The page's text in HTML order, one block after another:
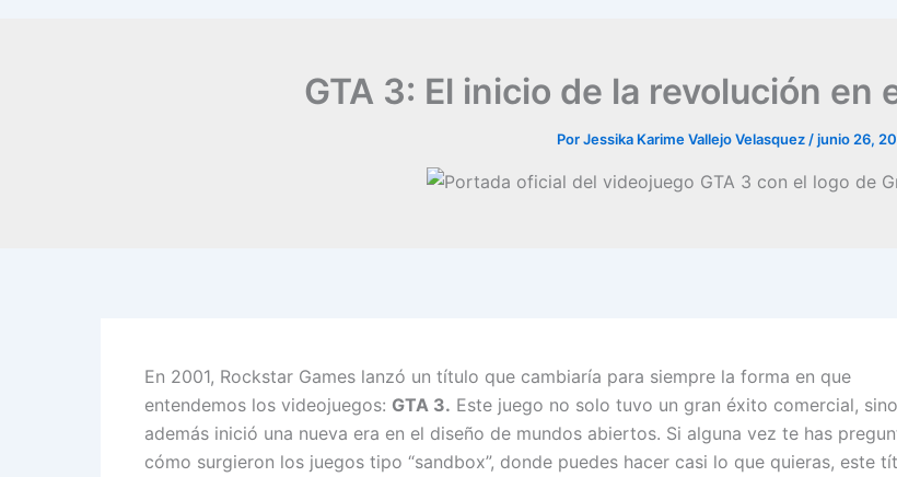
GTA 3: El inicio de la revolución en
PorJessika Karime Vallejo Velasquez /junio 26,
En 2001, Rockstar Games lanzó un título que cambiaría para siempre la forma en que
entendemos los videojuegos: GTA 3. Este juego no solo tuvo un gran éxito comercial,
además inició una nueva era en el diseño de mundos abiertos. Si alguna vez te has
cómo surgieron los juegos tipo “sandbox”, donde puedes hacer casi lo que quieras, este